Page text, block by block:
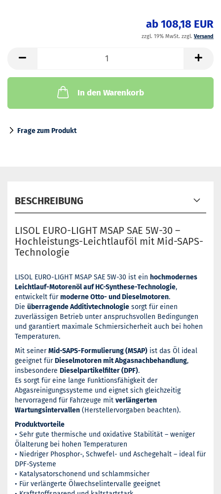
ab 108,18 EUR
zzgl. 19% MwSt. zzgl. Versand
In den Warenkorb
Frage zum Produkt
BESCHREIBUNG
LISOL EURO-LIGHT MSAP SAE 5W-30 –
Hochleistungs-Leichtlauföl mit Mid-SAPS-
Technologie
LISOL EURO-LIGHT MSAP SAE 5W-30 ist ein hochmodernes
Leichtlauf-Motorenöl auf HC-Synthese-Technologie,
entwickelt fürmoderne Otto- und Dieselmotoren.
Die überragende Additivtechnologie sorgt für einen
zuverlässigen Betrieb unter anspruchsvollen Bedingungen
und garantiert maximale Schmiersicherheit auch bei hohen
Temperaturen.
Mit seinerMid-SAPS-Formulierung (MSAP) ist das Öl ideal
geeignet fürDieselmotoren mit Abgasnachbehandlung,
insbesondere Dieselpartikelfilter (DPF).
Es sorgt für eine lange Funktionsfähigkeit der
Abgasreinigungssysteme und eignet sich gleichzeitig
hervorragend für Fahrzeuge mit verlängerten
Wartungsintervallen (Herstellervorgaben beachten).
Produktvorteile
• Sehr gute thermische und oxidative Stabilität – weniger
Ölalterung bei hohen Temperaturen
• Niedriger Phosphor-, Schwefel- und Aschegehalt – ideal für
DPF-Systeme
• Katalysatorschonend und schlammsicher
• Für verlängerte Ölwechselintervalle geeignet